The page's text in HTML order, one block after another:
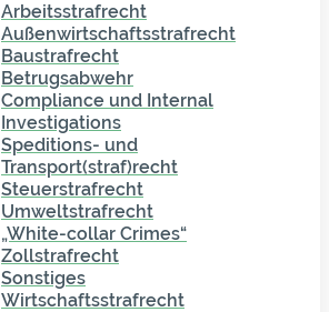
Arbeitsstrafrecht
Außenwirtschaftsstrafrecht
Baustrafrecht
Betrugsabwehr
Compliance und Internal
Investigations
Speditions- und
Transport(straf)recht
Steuerstrafrecht
Umweltstrafrecht
„White-collar Crimes“
Zollstrafrecht
Sonstiges
Wirtschaftsstrafrecht